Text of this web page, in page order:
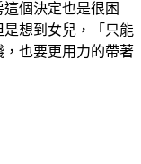
個決定也是很困
想到女兒，「只能
也要更用力的帶著